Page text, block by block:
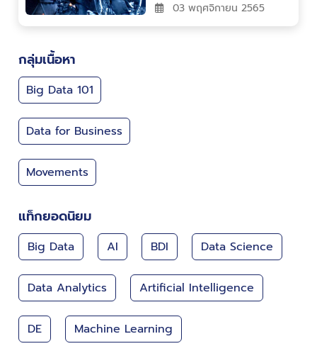
03 พฤศจิกายน 2565
กลุ่มเนื้อหา
Big Data 101
Data for Business
Movements
แท็กยอดนิยม
Big Data AI BDI Data Science
Data Analytics Artificial Intelligence
DE Machine Learning